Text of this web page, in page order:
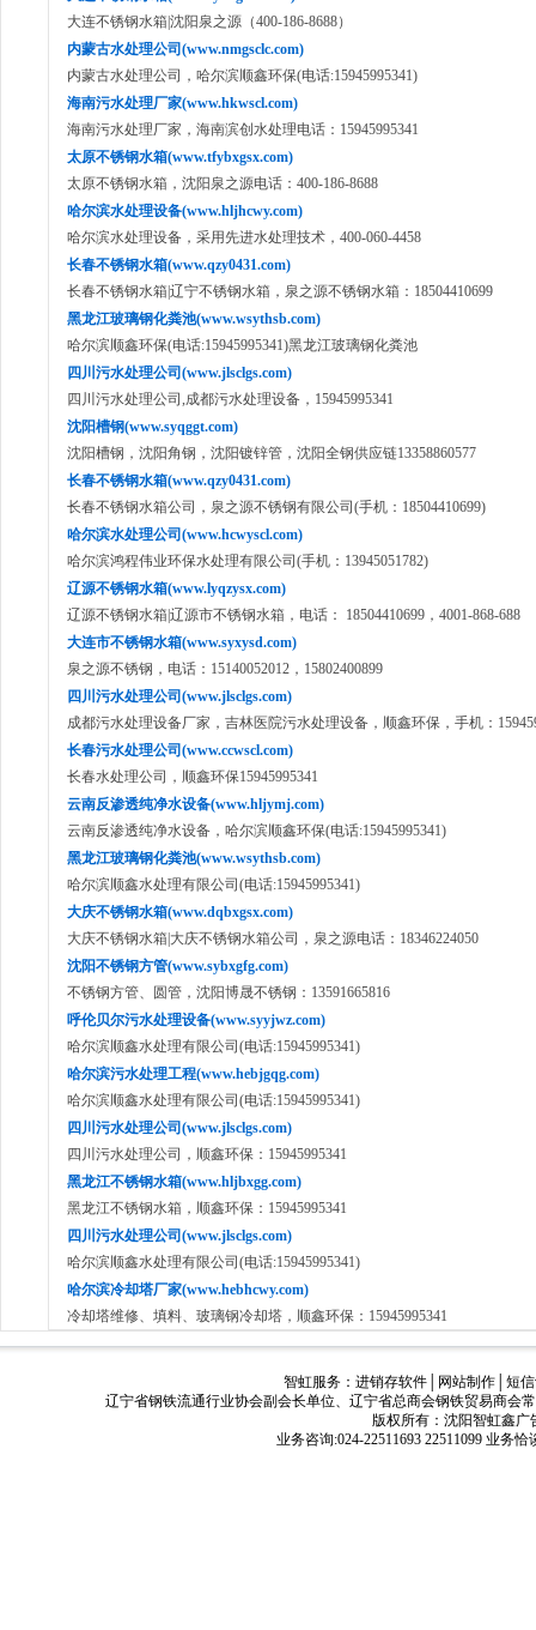
大连不锈钢水箱|沈阳泉之源（400-186-8688）
内蒙古水处理公司(www.nmgsclc.com)
内蒙古水处理公司，哈尔滨顺鑫环保(电话:15945995341)
海南污水处理厂家(www.hkwscl.com)
海南污水处理厂家，海南滨创水处理电话：15945995341
太原不锈钢水箱(www.tfybxgsx.com)
太原不锈钢水箱，沈阳泉之源电话：400-186-8688
哈尔滨水处理设备(www.hljhcwy.com)
哈尔滨水处理设备，采用先进水处理技术，400-060-4458
长春不锈钢水箱(www.qzy0431.com)
长春不锈钢水箱|辽宁不锈钢水箱，泉之源不锈钢水箱：18504410699
黑龙江玻璃钢化粪池(www.wsythsb.com)
哈尔滨顺鑫环保(电话:15945995341)黑龙江玻璃钢化粪池
四川污水处理公司(www.jlsclgs.com)
四川污水处理公司,成都污水处理设备，15945995341
沈阳槽钢(www.syqggt.com)
沈阳槽钢，沈阳角钢，沈阳镀锌管，沈阳全钢供应链13358860577
长春不锈钢水箱(www.qzy0431.com)
长春不锈钢水箱公司，泉之源不锈钢有限公司(手机：18504410699)
哈尔滨水处理公司(www.hcwyscl.com)
哈尔滨鸿程伟业环保水处理有限公司(手机：13945051782)
辽源不锈钢水箱(www.lyqzysx.com)
辽源不锈钢水箱|辽源市不锈钢水箱，电话： 18504410699，4001-868-688
大连市不锈钢水箱(www.syxysd.com)
泉之源不锈钢，电话：15140052012，15802400899
四川污水处理公司(www.jlsclgs.com)
成都污水处理设备厂家，吉林医院污水处理设备，顺鑫环保，手机：
长春污水处理公司(www.ccwscl.com)
长春水处理公司，顺鑫环保15945995341
云南反渗透纯净水设备(www.hljymj.com)
云南反渗透纯净水设备，哈尔滨顺鑫环保(电话:15945995341)
黑龙江玻璃钢化粪池(www.wsythsb.com)
哈尔滨顺鑫水处理有限公司(电话:15945995341)
大庆不锈钢水箱(www.dqbxgsx.com)
大庆不锈钢水箱|大庆不锈钢水箱公司，泉之源电话：18346224050
沈阳不锈钢方管(www.sybxgfg.com)
不锈钢方管、圆管，沈阳博晟不锈钢：13591665816
呼伦贝尔污水处理设备(www.syyjwz.com)
哈尔滨顺鑫水处理有限公司(电话:15945995341)
哈尔滨污水处理工程(www.hebjgqg.com)
哈尔滨顺鑫水处理有限公司(电话:15945995341)
四川污水处理公司(www.jlsclgs.com)
四川污水处理公司，顺鑫环保：15945995341
黑龙江不锈钢水箱(www.hljbxgg.com)
黑龙江不锈钢水箱，顺鑫环保：15945995341
四川污水处理公司(www.jlsclgs.com)
哈尔滨顺鑫水处理有限公司(电话:15945995341)
哈尔滨冷却塔厂家(www.hebhcwy.com)
冷却塔维修、填料、玻璃钢冷却塔，顺鑫环保：15945995341
智虹服务：进销存软件 网站制作 │短
辽宁省钢铁流通行业协会副会长单位、辽宁省总商会钢铁贸易商会
版权所有：沈阳智虹鑫广
业务咨询:024-22511693 22511099 业务